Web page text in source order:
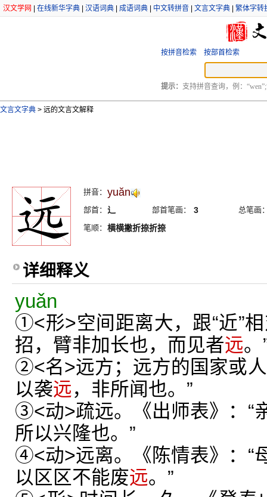
汉文学网 在线新华字典 汉语词典 成语词典 中文转拼音 文言文字典 繁体字转
按拼音检索 按部首检索
提示： 支持拼音查询，例：
文言文字典 > 远的文言文解释
拼音： yuăn
部首： 辶 部首笔画： 3
总笔画
笔顺： 横横撇折捺折捺
详细释义
yuǎn
①<形>空间距离大，跟“近”
招，臂非加长也，而见者远。
②<名>远方；远方的国家或
以袭远，非所闻也。”
③<动>疏远。《出师表》：“
所以兴隆也。”
④<动>远离。《陈情表》：“
以区区不能废远。”